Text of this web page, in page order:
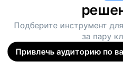
Подберите инструмент
за пару
Привлечь аудиторию по